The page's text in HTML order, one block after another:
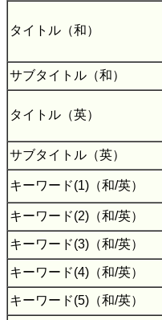
タイトル（和）
サブタイトル（和）
タイトル（英）
サブタイトル（英）
キーワード(1)（和/英）
キーワード(2)（和/英）
キーワード(3)（和/英）
キーワード(4)（和/英）
キーワード(5)（和/英）